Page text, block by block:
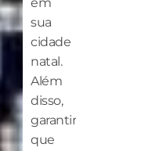
sua
cidade
natal.
Além
disso,
garantir
que